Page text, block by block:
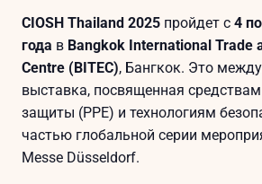
CIOSH Thailand 2025 пройдет с4
года в Bangkok International Trade
Centre (BITEC), Бангкок. Это
выставка, посвященная
защиты (PPE) и технологиям
частью глобальной серии
Messe Düsseldorf.